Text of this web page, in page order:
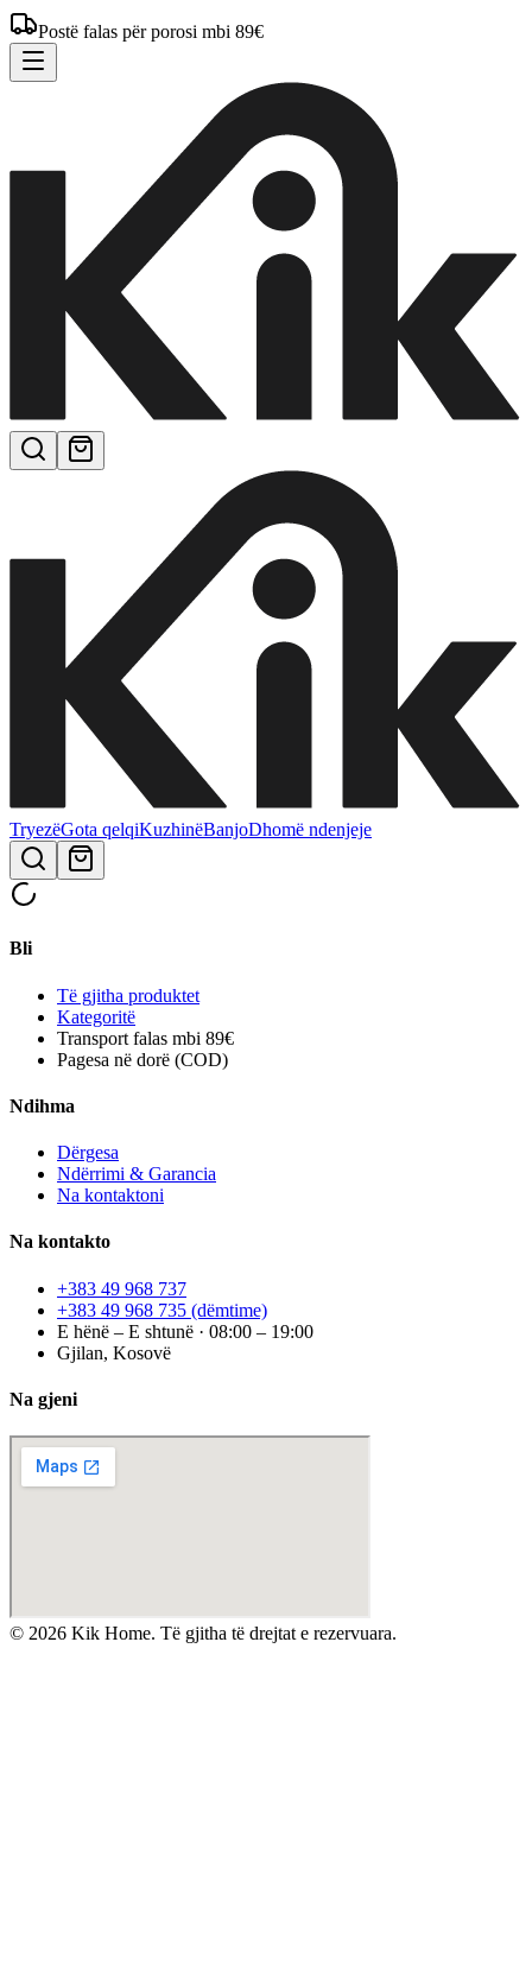
Postë falas për porosi mbi 89€
TryezëGota qelqiKuzhinëBanjoDhomë ndenjeje
Bli
Të gjitha produktet
Kategoritë
Transport falas mbi 89€
Pagesa në dorë (COD)
Ndihma
Dërgesa
Ndërrimi & Garancia
Na kontaktoni
Na kontakto
+383 49 968 737
+383 49 968 735 (dëmtime)
E hënë – E shtunë · 08:00 – 19:00
Gjilan, Kosovë
Na gjeni
© 2026 Kik Home. Të gjitha të drejtat e rezervuara.